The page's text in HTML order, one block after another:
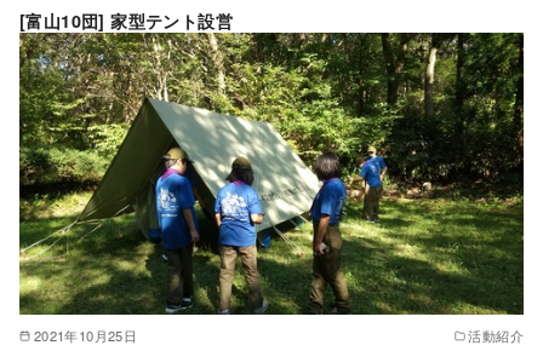
[富山10団] 家型テント設営
2021年10月25日 活動紹介